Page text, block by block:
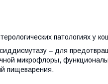
патологиях у
– для
микрофлоры,
пищеварения.